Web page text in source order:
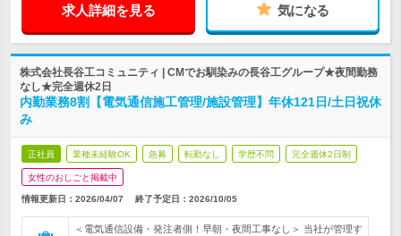
求人詳細を見る 気になる
株式会社長谷工コミュニティ | CMでお馴染みの長谷工グループ★夜間勤務
なし★完全週休2日
内勤業務8割【電気通信施工管理/施設管理】年休121日/土日祝休
み
正社員 業種未経験OK 急募 転勤なし 学歴不問 完全週休2日制
女性のおしごと掲載中
情報更新日：2026/04/07 終了予定日： 2026/10/05
＜電気通信設備・発注者側！早朝・夜間工事なし＞ 当社が管理す